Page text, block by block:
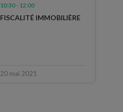
10:30 - 12:00
FISCALITÉ IMMOBILIÈRE
20 mai 2021